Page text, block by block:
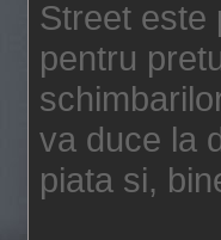
Street este
pentru
va duce la
piata si,